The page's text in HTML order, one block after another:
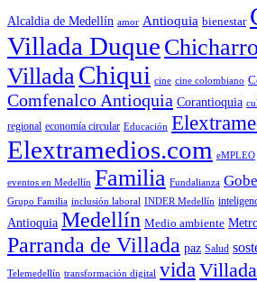
Alcaldia de Medellín amor Antioquia bienestar
Villada Duque
VilladaChiqui cine cine colombiano
Comfenalco Antioquia Corantioquia
regional economía circular Educación
Elextramedios.com eMPLEO
eventos en Medellín Familia Fundalianza
Grupo Familia inclusión laboral INDER Medellín
Antioquia Medellín Medio ambiente
Parranda de Villada paz Salud
Telemedellín transformación digital vida Villada